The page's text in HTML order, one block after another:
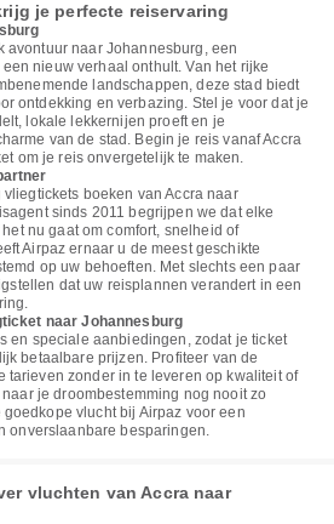
je perfecte reiservaring
avontuur naar Johannesburg, een
nieuw verhaal onthult. Van het rijke
landschappen, deze stad biedt
ontdekking en verbazing. Stel je voor dat je
lokale lekkernijen proeft en je
van de stad. Begin je reis vanaf Accra
om je reis onvergetelijk te maken.
boeken van Accra naar
sinds 2011 begrijpen we dat elke
nu gaat om comfort, snelheid of
Airpaz ernaar u de meest geschikte
op uw behoeften. Met slechts een paar
dat uw reisplannen verandert in een
naar Johannesburg
en speciale aanbiedingen, zodat je ticket
betaalbare prijzen. Profiteer van de
tarieven zonder in te leveren op kwaliteit of
je droombestemming nog nooit zo
vlucht bij Airpaz voor een
onverslaanbare besparingen.
vluchten van Accra naar